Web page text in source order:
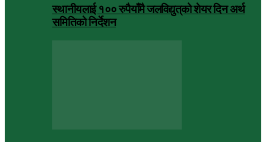
स्थानीयलाई १०० रुपैयाँमै जलविद्युत्‌को शेयर दिन अर्थ
समितिको निर्देशन